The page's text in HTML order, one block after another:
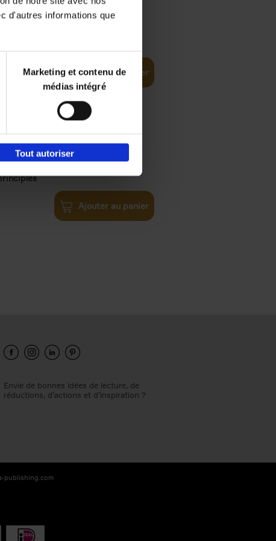
d'autres informations que
Marketing et contenu de
médias intégré
Tout autoriser
Ajouter au panier
€34,99
Ajouter au panier
Envie de bonnes idées de lecture, de
réductions, d’actions et d’inspiration ?
publishing.com